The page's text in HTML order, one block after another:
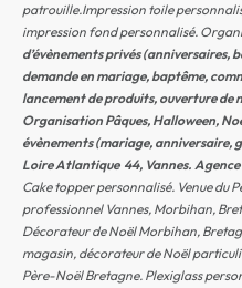
patrouille.Impression toile
impression fond personnalisé.
d’évènementsprivés (anniversaires,
demande en mariage, baptême,
lancement de produits, ouverture de
Organisation Pâques, Halloween,
évènements (mariage, anniversaire,
Loire Atlantique 44, Vannes. A
Cake topper personnalisé. Venue du
professionnel Vannes, Morbihan,
Décorateur de Noël Morbihan,
magasin, décorateur de Noël
Père-Noël Bretagne. Plexiglass